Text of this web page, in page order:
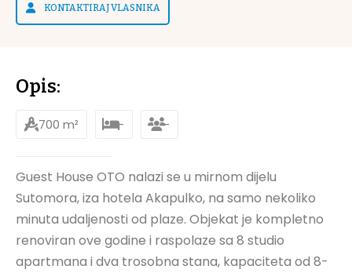
KONTAKTIRAJ VLASNIKA
Opis:
700 m² - -
Guest House OTO nalazi se u mirnom dijelu
Sutomora, iza hotela Akapulko, na samo nekoliko
minuta udaljenosti od plaze. Objekat je kompletno
renoviran ove godine i raspolaze sa 8 studio
apartmana i dva trosobna stana, kapaciteta od 8-